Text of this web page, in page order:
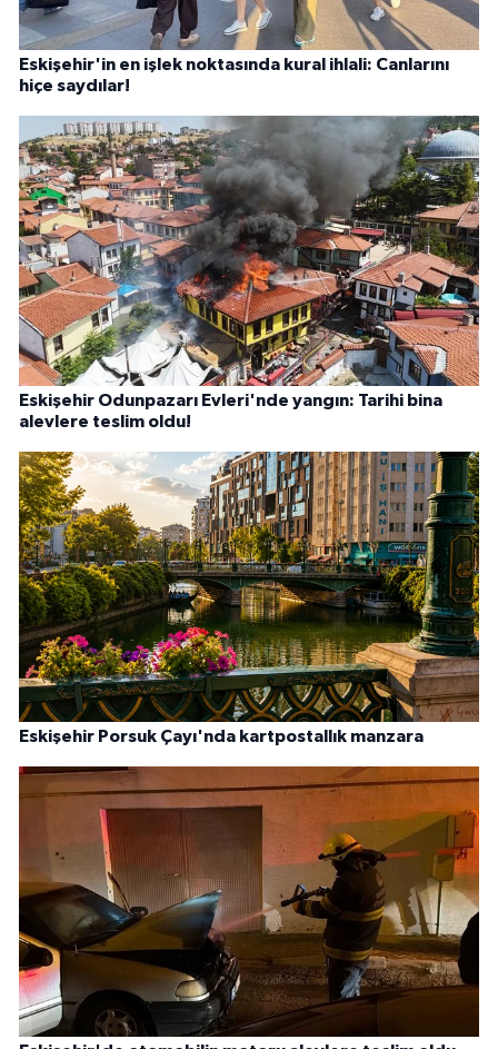
Eskişehir'in en işlek noktasında kural ihlali: Canlarını
hiçe saydılar!
Eskişehir Odunpazarı Evleri'nde yangın: Tarihi bina
alevlere teslim oldu!
Eskişehir Porsuk Çayı'nda kartpostallık manzara